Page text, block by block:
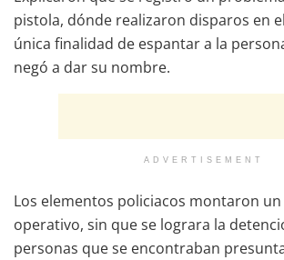
pistola, dónde realizaron disparos en
única finalidad de espantar a la
negó a dar su nombre.
ADVERTISEMENT
Los elementos policiacos montaron
operativo, sin que se lograra la
personas que se encontraban